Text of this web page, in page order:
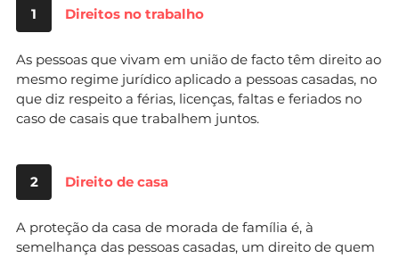
1 Direitos no trabalho
As pessoas que vivam em união de facto têm direito ao
mesmo regime jurídico aplicado a pessoas casadas, no
que diz respeito a férias, licenças, faltas e feriados no
caso de casais que trabalhem juntos.
2 Direito de casa
A proteção da casa de morada de família é, à
semelhança das pessoas casadas, um direito de quem